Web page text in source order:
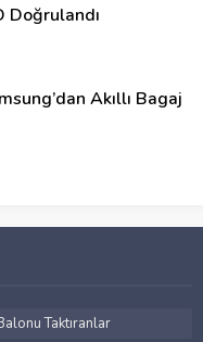
Doğrulandı
Akıllı Bagaj
Taktıranlar